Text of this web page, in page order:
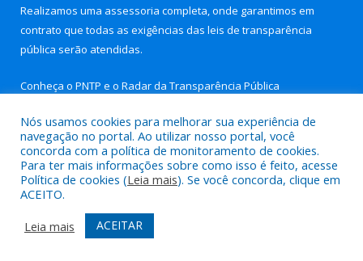
Realizamos uma assessoria completa, onde garantimos em
contrato que todas as exigências das leis de transparência
pública serão atendidas.
Conheça o PNTP e o Radar da Transparência Pública
Todos os direitos reservados a Prefeitura Municipal de Aurora
do Pará.
Mapa do Site
Acessar Área Administrativa
Acessar Webmail
Nós usamos cookies para melhorar sua experiência de
navegação no portal. Ao utilizar nosso portal, você
concorda com a política de monitoramento de cookies.
Para ter mais informações sobre como isso é feito, acesse
Política de cookies (Leia mais). Se você concorda, clique em
ACEITO.
Leia mais
ACEITAR